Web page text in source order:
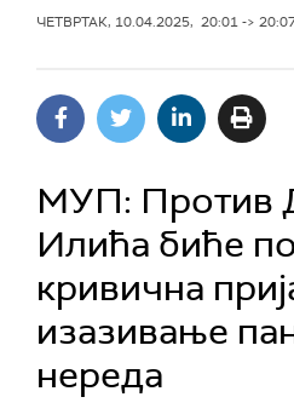
ЧЕТВРТАК, 10.04.2025, 20:01 ->
МУП: Против
Илића биће
кривична
изазивање
нереда